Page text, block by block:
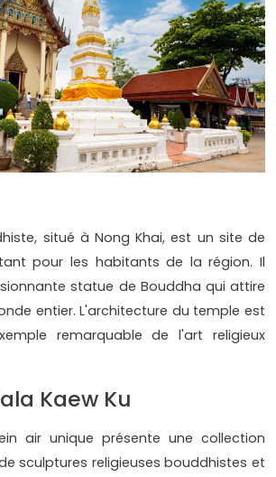
situé à Nong Khai, est un site de
pour les habitants de la région. Il
statue de Bouddha qui attire
entier. L'architecture du temple est
remarquable de l'art religieux
Kaew Ku
air unique présente une collection
sculptures religieuses bouddhistes et